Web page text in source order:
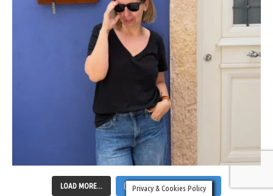
LOAD MORE... FOLLOW ON INSTAGRAM
Privacy & Cookies Policy